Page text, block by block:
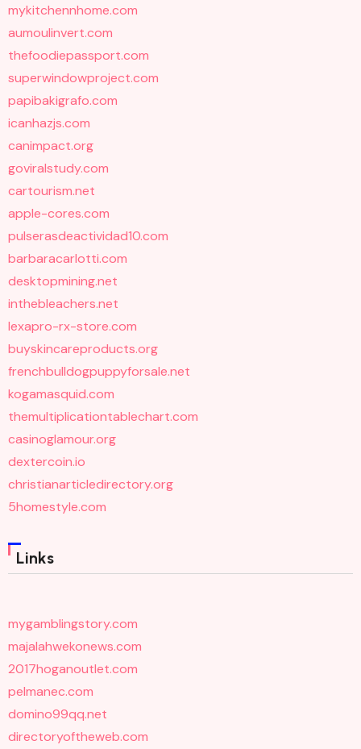
mykitchennhome.com
aumoulinvert.com
thefoodiepassport.com
superwindowproject.com
papibakigrafo.com
icanhazjs.com
canimpact.org
goviralstudy.com
cartourism.net
apple-cores.com
pulserasdeactividad10.com
barbaracarlotti.com
desktopmining.net
inthebleachers.net
lexapro-rx-store.com
buyskincareproducts.org
frenchbulldogpuppyforsale.net
kogamasquid.com
themultiplicationtablechart.com
casinoglamour.org
dextercoin.io
christianarticledirectory.org
5homestyle.com
Links
mygamblingstory.com
majalahwekonews.com
2017hoganoutlet.com
pelmanec.com
domino99qq.net
directoryoftheweb.com